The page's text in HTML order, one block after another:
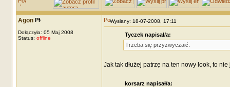
Agon
Dołączyła: 05 Maj 2008
Status: offline
Wysłany: 18-07-2008, 17:11
Tyczek napisał/a:
Trzeba się przyzwyczaić.
Jak tak dłużej patrzę na ten nowy look, to
korsarz napisał/a: